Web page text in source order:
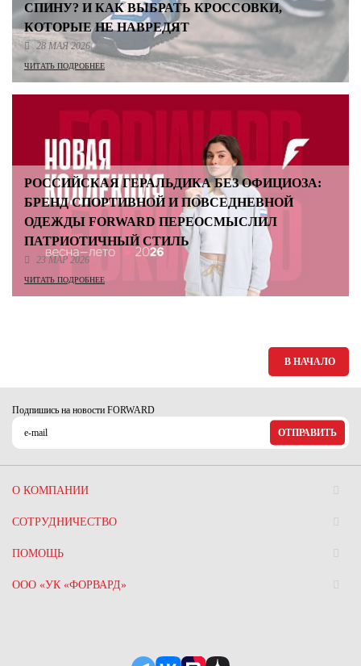
СПИНУ? И КАК ВЫБРАТЬ КРОССОВКИ,
КОТОРЫЕ НЕ НАВРЕДЯТ
28 МАЯ 2026
ЧИТАТЬ ПОДРОБНЕЕ
РОССИЙСКАЯ ГЕРАЛЬДИКА БЕЗ ОФИЦИОЗА:
БРЕНД СПОРТИВНОЙ И ПОВСЕДНЕВНОЙ
ОДЕЖДЫ FORWARD ПЕРЕОСМЫСЛИЛ
ПАТРИОТИЧНЫЙ СТИЛЬ
23 МАР 2026
ЧИТАТЬ ПОДРОБНЕЕ
В НАЧАЛО
Подпишись на новости FORWARD
ОТПРАВИТЬ
О КОМПАНИИ
СОТРУДНИЧЕСТВО
ПОМОЩЬ
ООО «УК «ФОРВАРД»